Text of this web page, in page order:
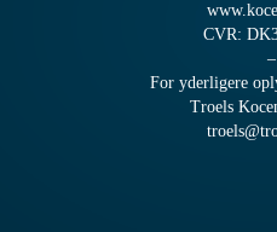
CVR:
–
For yderligere
Troels